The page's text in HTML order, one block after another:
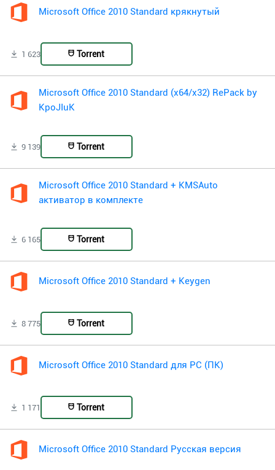
Microsoft Office 2010 Standard крякнутый
1 623 Torrent
Microsoft Office 2010 Standard (x64/x32) RePack by
KpoJIuK
9 139 Torrent
Microsoft Office 2010 Standard + KMSAuto
активатор в комплекте
6 165 Torrent
Microsoft Office 2010 Standard + Keygen
8 775 Torrent
Microsoft Office 2010 Standard для PC (ПК)
1 171 Torrent
Microsoft Office 2010 Standard Русская версия